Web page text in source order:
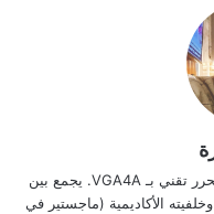
"صحفي متخصص في الإعلام الإلكتروني ومحرر تقني بـ VGA4A. يجمع بين
الأكاديمية (ماجستير في